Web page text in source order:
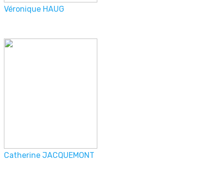
Véronique HAUG
Catherine JACQUEMONT